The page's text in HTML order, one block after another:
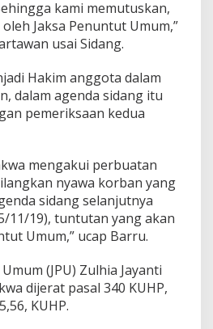
kami memutuskan,
Jaksa Penuntut Umum,”
usai Sidang.
Hakim anggota dalam
dalam agenda sidang itu
pemeriksaan kedua
mengakui perbuatan
nyawa korban yang
sidang selanjutnya
11/19), tuntutan yang akan
Umum,” ucap Barru.
(JPU) Zulhia Jayanti
dijerat pasal 340 KUHP,
KUHP.